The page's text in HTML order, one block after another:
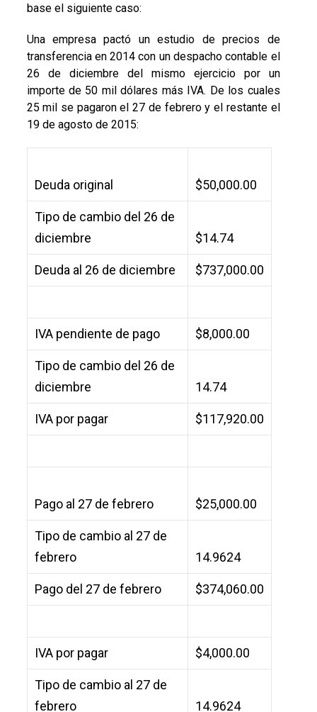
base el siguiente caso:
Una empresa pactó un estudio de precios de
transferencia en 2014 con un despacho contable el
26 de diciembre del mismo ejercicio por un
importe de 50 mil dólares más IVA. De los cuales
25 mil se pagaron el 27 de febrero y el restante el
19 de agosto de 2015:
Deuda original $50,000.00
Tipo de cambio del 26 de
diciembre
$14.74
Deuda al 26 de diciembre $737,000.00
IVA pendiente de pago $8,000.00
Tipo de cambio del 26 de
diciembre
14.74
IVA por pagar $117,920.00
Pago al 27 de febrero $25,000.00
Tipo de cambio al 27 de
febrero
14.9624
Pago del 27 de febrero $374,060.00
IVA por pagar $4,000.00
Tipo de cambio al 27 de
febrero
14.9624